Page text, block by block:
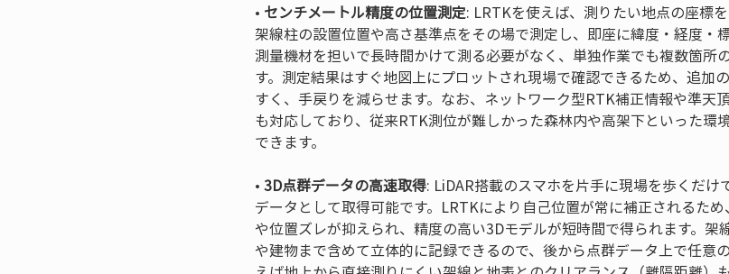
• センチメートル精度の位置測定: LRTKを使えば、測りたい地点の座標
架線柱の設置位置や高さ基準点をその場で測定し、即座に緯度・経度・
測量機材を担いで長時間かけて測る必要がなく、単独作業でも複数箇所
す。測定結果はすぐ地図上にプロットされ現場で確認できるため、追加
すく、手戻りを減らせます。なお、ネットワーク型RTK補正情報や準天
も対応しており、従来RTK測位が難しかった森林内や高架下といった環
• 3D点群データの高速取得: LiDAR搭載のスマホを片手に現場を歩くだ
データとして取得可能です。LRTKにより自己位置が常に補正されるた
や位置ズレが抑えられ、精度の高い3Dモデルが短時間で得られます。
や建物まで含めて立体的に記録できるので、後から点群データ上で任意